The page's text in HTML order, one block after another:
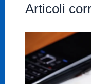
Articoli